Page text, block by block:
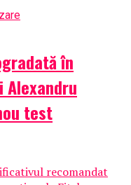
în
Alexandru
test
recomandat